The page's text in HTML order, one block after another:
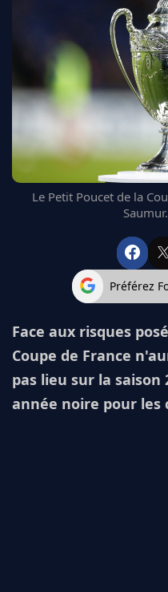
LIGUE 1
REAL MADRID
FC BARCELONE
MANCHESTER UNITED
ARSENAL
L'AVIS DE LA RÉDAC'
Le Petit Poucet de la
Préférez
Face aux risques
Coupe de France
pas lieu sur la saison
année noire pour les